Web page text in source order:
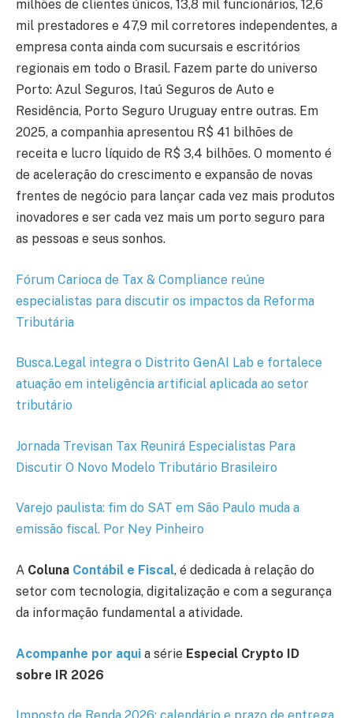
milhões de clientes únicos, 13,8 mil funcionários, 12,6
mil prestadores e 47,9 mil corretores independentes, a
empresa conta ainda com sucursais e escritórios
regionais em todo o Brasil. Fazem parte do universo
Porto: Azul Seguros, Itaú Seguros de Auto e
Residência, Porto Seguro Uruguay entre outras. Em
2025, a companhia apresentou R$ 41 bilhões de
receita e lucro líquido de R$ 3,4 bilhões. O momento é
de aceleração do crescimento e expansão de novas
frentes de negócio para lançar cada vez mais produtos
inovadores e ser cada vez mais um porto seguro para
as pessoas e seus sonhos.
Fórum Carioca de Tax & Compliance reúne
especialistas para discutir os impactos da Reforma
Tributária
Busca.Legal integra o Distrito GenAI Lab e fortalece
atuação em inteligência artificial aplicada ao setor
tributário
Jornada Trevisan Tax Reunirá Especialistas Para
Discutir O Novo Modelo Tributário Brasileiro
Varejo paulista: fim do SAT em São Paulo muda a
emissão fiscal. Por Ney Pinheiro
A Coluna Contábil e Fiscal, é dedicada à relação do
setor com tecnologia, digitalização e com a segurança
da informação fundamental a atividade.
Acompanhe por aqui a série Especial Crypto ID
sobre IR 2026